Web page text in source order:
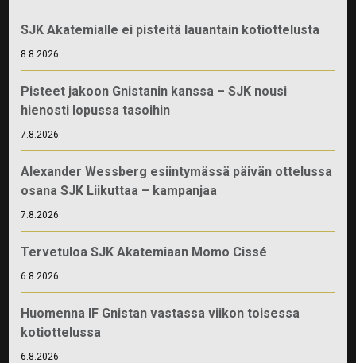
SJK Akatemialle ei pisteitä lauantain kotiottelusta
8.8.2026
Pisteet jakoon Gnistanin kanssa – SJK nousi
hienosti lopussa tasoihin
7.8.2026
Alexander Wessberg esiintymässä päivän ottelussa
osana SJK Liikuttaa – kampanjaa
7.8.2026
Tervetuloa SJK Akatemiaan Momo Cissé
6.8.2026
Huomenna IF Gnistan vastassa viikon toisessa
kotiottelussa
6.8.2026